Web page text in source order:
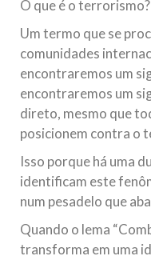
Na noite da quinta-feira,
Relações Exteriores da
Kharrazi, que encontra-
O que é o terrorismo?
Um termo que se
comunidades
encontraremos um
encontraremos um
direto, mesmo que
posicionem contra o
Isso porque há uma
identificam este
num pesadelo que
Quando o lema
transforma em uma